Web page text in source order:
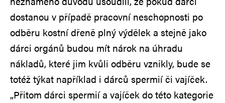
dostanou v případě pracovní neschopnosti po
odběru kostní dřeně plný výdělek a stejně jako
dárci orgánů budou mít nárok na úhradu
nákladů, které jim kvůli odběru vznikly, bude se
totéž týkat například i dárců spermií či vajíček.
„Přitom dárci spermií a vajíček do této kategorie